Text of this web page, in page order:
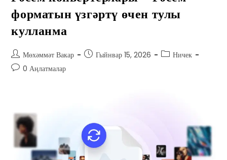
форматын үзгәртү өчен тулы
кулланма
Мөхәммәт Вакар Гыйнвар 15, 2026
Ничек
0 Аңлатмалар